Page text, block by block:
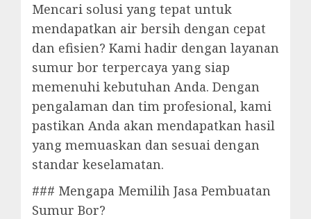
Mencari solusi yang tepat untuk
mendapatkan air bersih dengan cepat
dan efisien? Kami hadir dengan layanan
sumur bor terpercaya yang siap
memenuhi kebutuhan Anda. Dengan
pengalaman dan tim profesional, kami
pastikan Anda akan mendapatkan hasil
yang memuaskan dan sesuai dengan
standar keselamatan.
### Mengapa Memilih Jasa Pembuatan
Sumur Bor?